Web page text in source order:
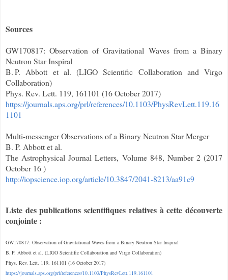
Sources
GW170817: Observation of Gravitational Waves from a Binary
Neutron Star Inspiral
B. P. Abbott et al. (LIGO Scientific Collaboration and Virgo
Collaboration)
Phys. Rev. Lett. 119, 161101 (16 October 2017)
https://journals.aps.org/prl/references/10.1103/PhysRevLett.119.16
1101
Multi-messenger Observations of a Binary Neutron Star Merger
B. P. Abbott et al.
The Astrophysical Journal Letters, Volume 848, Number 2 (2017
October 16 )
http://iopscience.iop.org/article/10.3847/2041-8213/aa91c9
Liste des publications scientifiques relatives à cette découverte
conjointe :
GW170817: Observation of Gravitational Waves from a Binary Neutron Star Inspiral
B. P. Abbott et al. (LIGO Scientific Collaboration and Virgo Collaboration)
Phys. Rev. Lett. 119, 161101 (16 October 2017)
https://journals.aps.org/prl/references/10.1103/PhysRevLett.119.161101